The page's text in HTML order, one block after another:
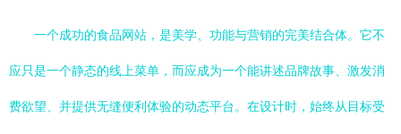
一个成功的食品网站，是美学、功能与营销的完美结合体。它不
应只是一个静态的线上菜单，而应成为一个能讲述品牌故事、激发消
费欲望、并提供无缝便利体验的动态平台。在设计时，始终从目标受